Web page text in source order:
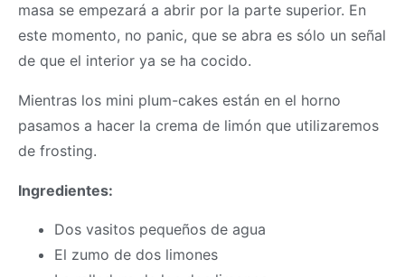
masa se empezará a abrir por la parte superior. En
este momento, no panic, que se abra es sólo un señal
de que el interior ya se ha cocido.
Mientras los mini plum-cakes están en el horno
pasamos a hacer la crema de limón que utilizaremos
de frosting.
Ingredientes:
Dos vasitos pequeños de agua
El zumo de dos limones